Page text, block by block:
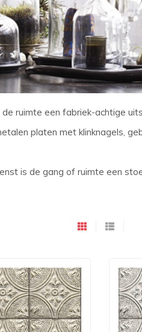
ruimte een fabriek-achtige
platen met klinknagels,
is de gang of ruimte een